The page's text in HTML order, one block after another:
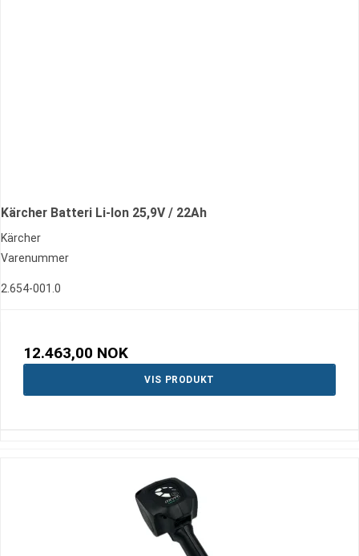
Kärcher Batteri Li-Ion 25,9V / 22Ah
Kärcher
Varenummer
2.654-001.0
12.463,00 NOK
VIS PRODUKT